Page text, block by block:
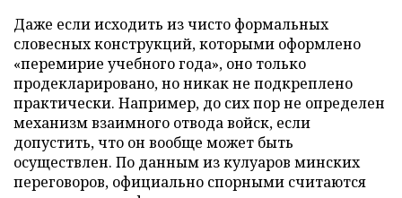
Даже если исходить из чисто формальных
словесных конструкций, которыми оформлено
«перемирие учебного года», оно только
продекларировано, но никак не подкреплено
практически. Например, до сих пор не определен
механизм взаимного отвода войск, если
допустить, что он вообще может быть
осуществлен. По данным из кулуаров минских
переговоров, официально спорными считаются